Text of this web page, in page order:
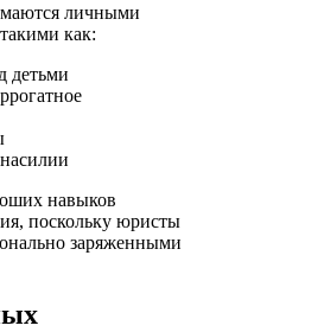
личными
как:
детьми
навыков
поскольку юристы
заряженными